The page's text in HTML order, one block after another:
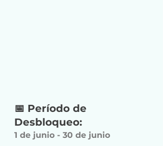
📅 Período de
Desbloqueo:
1 de junio - 30 de junio